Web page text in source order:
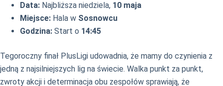
Data: Najbliższa niedziela, 10 maja
Miejsce: Hala w Sosnowcu
Godzina: Start o 14:45
Tegoroczny finał PlusLigi udowadnia, że mamy do czynienia z
jedną z najsilniejszych lig na świecie. Walka punkt za punkt,
zwroty akcji i determinacja obu zespołów sprawiają, że